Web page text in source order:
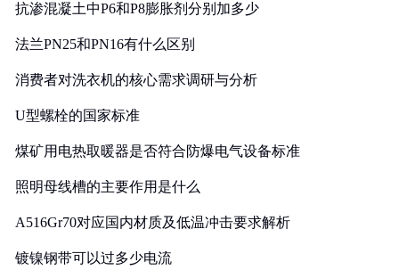
抗渗混凝土中P6和P8膨胀剂分别加多少
法兰PN25和PN16有什么区别
消费者对洗衣机的核心需求调研与分析
U型螺栓的国家标准
煤矿用电热取暖器是否符合防爆电气设备标准
照明母线槽的主要作用是什么
A516Gr70对应国内材质及低温冲击要求解析
镀镍钢带可以过多少电流